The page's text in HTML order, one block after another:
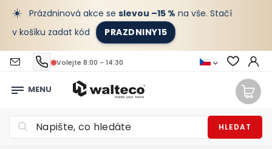
☀️ Prázdninová akce se slevou –15 % na vše. Stačí
v košíku zadat kód
PRAZDNINY15
Volejte 8:00 - 14:30
HLEDAT